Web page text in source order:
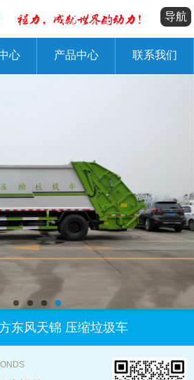
导航
心 产品中心 联系我们
东风天锦 压缩垃圾车